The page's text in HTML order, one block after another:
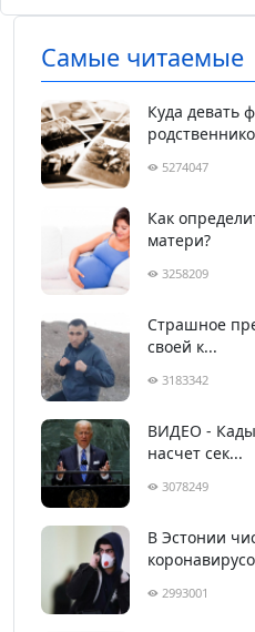
Самые читаемые
Куда девать
5274047
Как
матери?
3258209
Страшное
своей к...
3183342
ВИДЕО -
насчет сек...
3078249
В Эстонии
2993001